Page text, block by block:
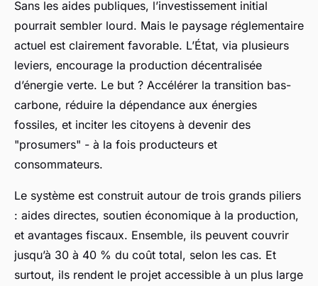
Sans les aides publiques, l’investissement initial
pourrait sembler lourd. Mais le paysage réglementaire
actuel est clairement favorable. L’État, via plusieurs
leviers, encourage la production décentralisée
d’énergie verte. Le but ? Accélérer la transition bas-
carbone, réduire la dépendance aux énergies
fossiles, et inciter les citoyens à devenir des
"prosumers" - à la fois producteurs et
consommateurs.
Le système est construit autour de trois grands piliers
: aides directes, soutien économique à la production,
et avantages fiscaux. Ensemble, ils peuvent couvrir
jusqu’à 30 à 40 % du coût total, selon les cas. Et
surtout, ils rendent le projet accessible à un plus large